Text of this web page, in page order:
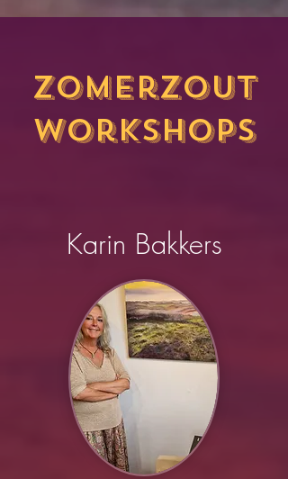
ZomerZOUT
workshops
Karin Bakkers